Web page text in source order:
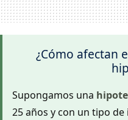
¿Cómo afectan
Supongamos una
25 años y con un tipo